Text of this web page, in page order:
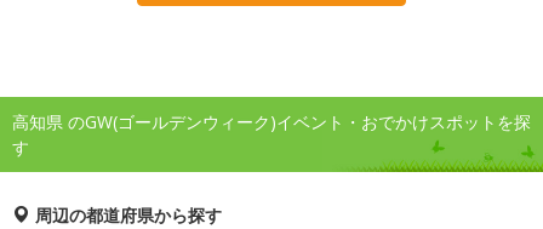
高知県 のGW(ゴールデンウィーク)イベント・おでかけスポットを探
す
周辺の都道府県から探す